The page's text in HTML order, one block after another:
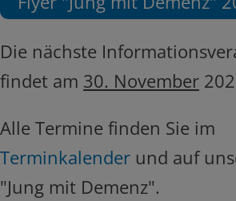
Die nächste
findet am 30. November
Alle Termine finden Sie im
Terminkalender und auf
"Jung mit Demenz".